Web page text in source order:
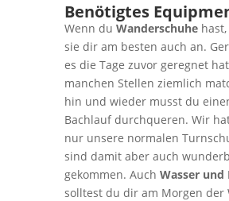
Benötigtes
Wenn du Wanderschuhehast,
sie dir am besten auch an.
es die Tage zuvor geregnet
manchen Stellen ziemlich
hin und wieder musst du
Bachlauf durchqueren. Wir
nur unsere normalen
sind damit aber auch
gekommen. Auch Wasser und
solltest du dir am Morgen der